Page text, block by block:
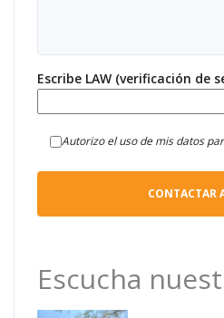
Escribe LAW (verificación de
Autorizo el uso de mis datos
Escucha